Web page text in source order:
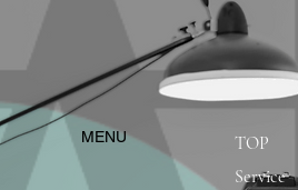
​MENU
TOP
Service